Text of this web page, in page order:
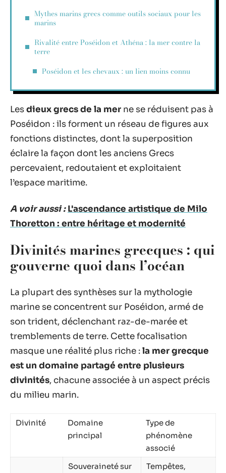
Mythes marins grecs comme outils sociaux pour les
marins
Rivalité entre Poséidon et Athéna : la mer contre la
terre
Poséidon et les chevaux : un lien moins connu
Lesdieux grecs de la mer ne se réduisent pas à
Poséidon : ils forment un réseau de figures aux
fonctions distinctes, dont la superposition
éclaire la façon dont les anciens Grecs
percevaient, redoutaient et exploitaient
l’espace maritime.
A voir aussi : L'ascendance artistique de Milo
Thoretton : entre héritage et modernité
Divinités marines grecques : qui
gouverne quoi dans l’océan
La plupart des synthèses sur la mythologie
marine se concentrent sur Poséidon, armé de
son trident, déclenchant raz-de-marée et
tremblements de terre. Cette focalisation
masque une réalité plus riche :la mer grecque
est un domaine partagé entre plusieurs
divinités, chacune associée à un aspect précis
du milieu marin.
Divinité
Domaine
principal
Type de
phénomène
associé
Souveraineté sur
Tempêtes,